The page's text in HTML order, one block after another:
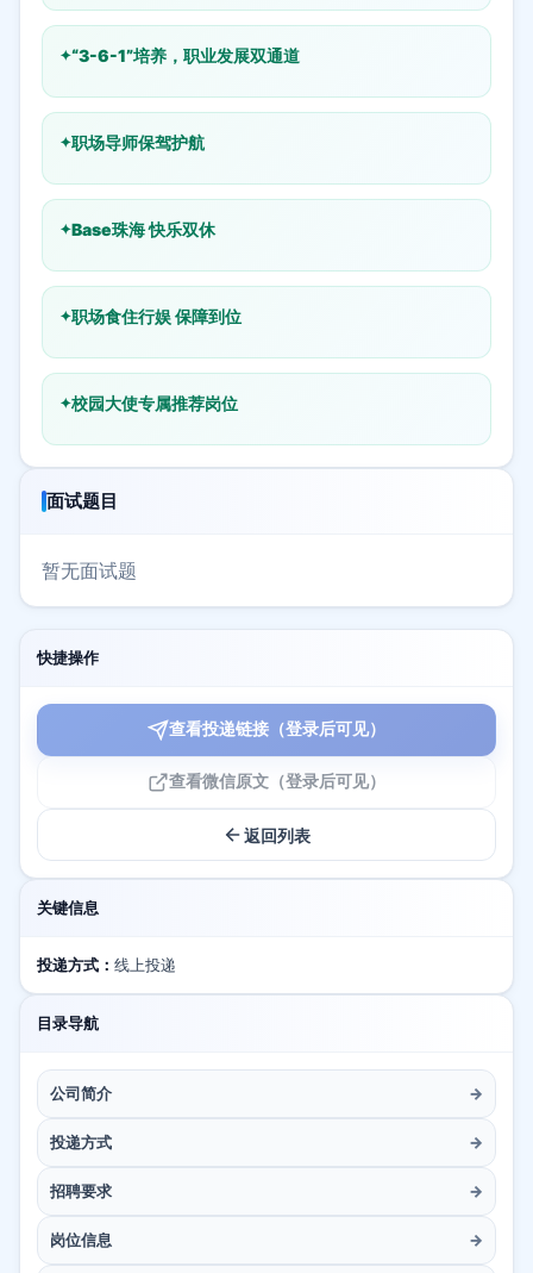
“3-6-1”培养，职业发展双通道
职场导师保驾护航
Base珠海 快乐双休
职场食住行娱 保障到位
校园大使专属推荐岗位
面试题目
暂无面试题
快捷操作
查看投递链接（登录后可见）
查看微信原文（登录后可见）
返回列表
关键信息
投递方式： 线上投递
目录导航
公司简介 →
投递方式 →
招聘要求 →
岗位信息 →